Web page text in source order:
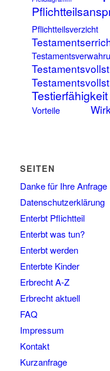
Pflichtteilsverzicht
Testierfähigkeit
Vorteile
SEITEN
Danke für Ihre Anfrage
Datenschutzerklärung
Enterbt Pflichtteil
Enterbt was tun?
Enterbt werden
Enterbte Kinder
Erbrecht A-Z
Erbrecht aktuell
FAQ
Impressum
Kontakt
Kurzanfrage